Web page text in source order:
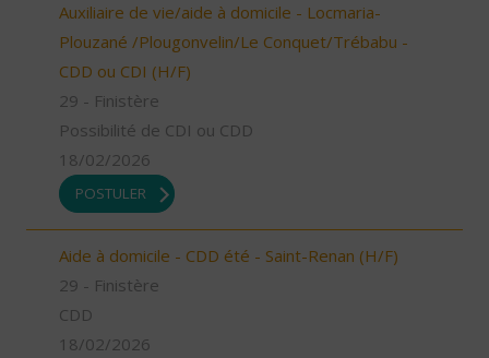
Auxiliaire de vie/aide à domicile - Locmaria-
Plouzané /Plougonvelin/Le Conquet/Trébabu -
CDD ou CDI (H/F)
29 - Finistère
Possibilité de CDI ou CDD
18/02/2026
POSTULER
Aide à domicile - CDD été - Saint-Renan (H/F)
29 - Finistère
CDD
18/02/2026